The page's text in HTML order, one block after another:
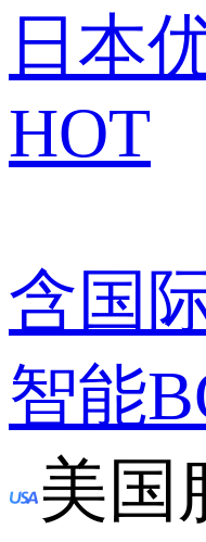
日本
HOT
含国
智能
美国